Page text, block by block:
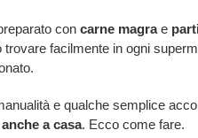
concarne magrae
trovare facilmente in ogni
e qualche semplice
a casa. Ecco come fare.